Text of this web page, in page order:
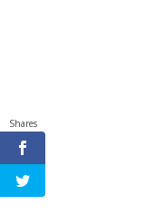
Shares